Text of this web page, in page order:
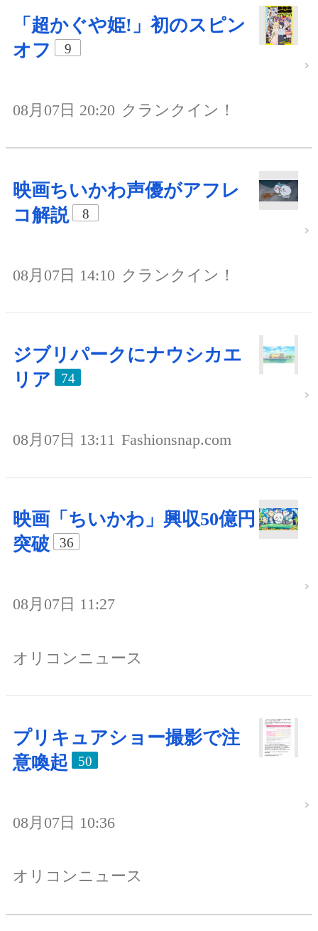
「超かぐや姫!」初のスピン
オフ
9
08月07日 20:20 クランクイン！
映画ちいかわ声優がアフレ
コ解説
8
08月07日 14:10 クランクイン！
ジブリパークにナウシカエ
リア
74
08月07日 13:11 Fashionsnap.com
映画「ちいかわ」興収50億円
突破
36
08月07日 11:27
オリコンニュース
プリキュアショー撮影で注
意喚起
50
08月07日 10:36
オリコンニュース